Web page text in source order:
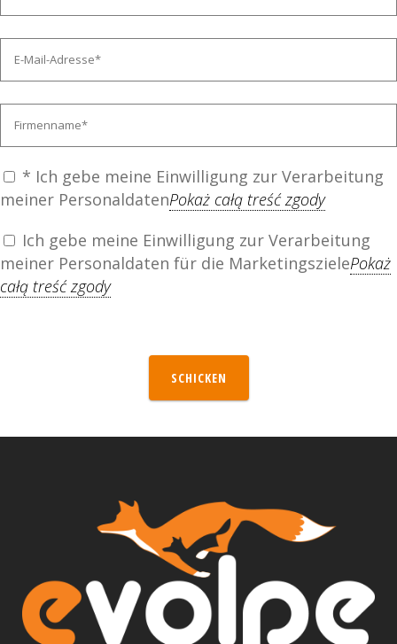
* Ich gebe meine Einwilligung zur Verarbeitung
meiner PersonaldatenPokaż całą treść zgody
Ich gebe meine Einwilligung zur Verarbeitung
meiner Personaldaten für die MarketingszielePokaż
całą treść zgody
SCHICKEN